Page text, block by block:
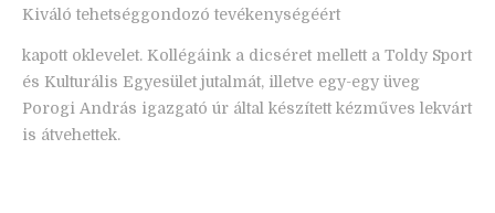
Kiváló tehetséggondozó tevékenységéért
kapott oklevelet. Kollégáink a dicséret mellett a Toldy Sport
és Kulturális Egyesület jutalmát, illetve egy-egy üveg
Porogi András igazgató úr által készített kézműves lekvárt
is átvehettek.